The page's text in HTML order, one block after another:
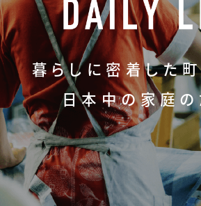
暮らしに密着した
日本中の家庭の